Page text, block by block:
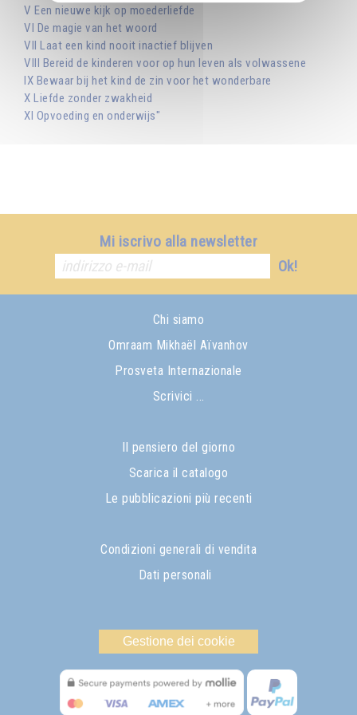
V Een nieuwe kijk op moederliefde
VI De magie van het woord
VII Laat een kind nooit inactief blijven
VIII Bereid de kinderen voor op hun leven als volwassene
IX Bewaar bij het kind de zin voor het wonderbare
X Liefde zonder zwakheid
XI Opvoeding en onderwijs"
Mi iscrivo alla newsletter
Ok!
Chi siamo
Omraam Mikhaël Aïvanhov
Prosveta Internazionale
Scrivici ...
Il pensiero del giorno
Scarica il catalogo
Le pubblicazioni più recenti
Condizioni generali di vendita
Dati personali
Gestione dei cookie